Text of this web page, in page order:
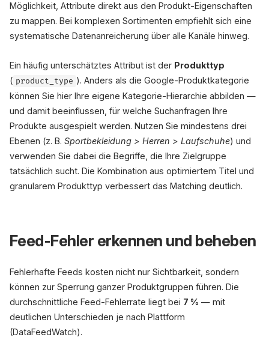
Möglichkeit, Attribute direkt aus den Produkt-Eigenschaften
zu mappen. Bei komplexen Sortimenten empfiehlt sich eine
systematische Datenanreicherung über alle Kanäle hinweg.
Ein häufig unterschätztes Attribut ist der Produkttyp
( product_type ). Anders als die Google-Produktkategorie
können Sie hier Ihre eigene Kategorie-Hierarchie abbilden —
und damit beeinflussen, für welche Suchanfragen Ihre
Produkte ausgespielt werden. Nutzen Sie mindestens drei
Ebenen (z. B. Sportbekleidung > Herren > Laufschuhe) und
verwenden Sie dabei die Begriffe, die Ihre Zielgruppe
tatsächlich sucht. Die Kombination aus optimiertem Titel und
granularem Produkttyp verbessert das Matching deutlich.
Feed-Fehler erkennen und beheben
Fehlerhafte Feeds kosten nicht nur Sichtbarkeit, sondern
können zur Sperrung ganzer Produktgruppen führen. Die
durchschnittliche Feed-Fehlerrate liegt bei 7 % — mit
deutlichen Unterschieden je nach Plattform
(DataFeedWatch).